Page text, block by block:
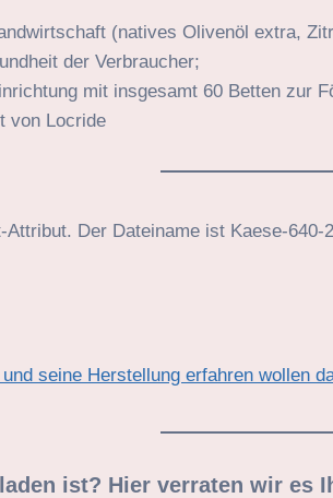
(natives Olivenöl extra,
der Verbraucher;
mit insgesamt 60 Betten zur
von Locride
seine Herstellung erfahren wollen
ist? Hier verraten wir es